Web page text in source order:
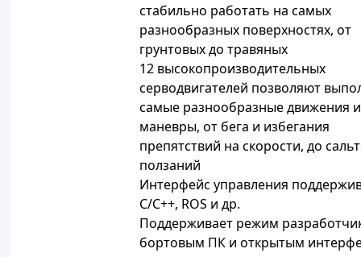
стабильно работать на самых
разнообразных поверхностях, от
грунтовых до травяных
12 высокопроизводительных
серводвигателей позволяют
самые разнообразные движения и
маневры, от бега и избегания
препятствий на скорости, до
ползаний
Интерфейс управления
C/C++, ROS и др.
Поддерживает режим
бортовым ПК и открытым